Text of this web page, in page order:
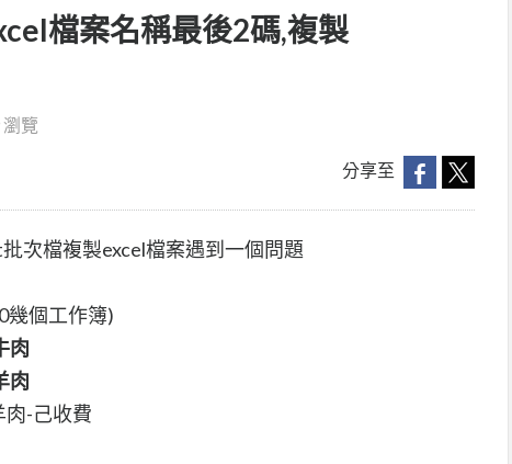
檔案名稱最後2碼,複製
覽
分享至
次檔複製excel檔案遇到一個問題
幾個工作簿)
肉
肉
肉-己收費